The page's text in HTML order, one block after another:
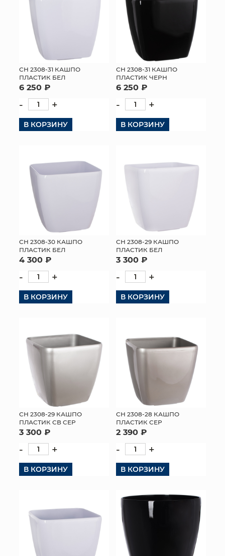
СН 2308-31 КАШПО
ПЛАСТИК БЕЛ
6 250 ₽
- +
В КОРЗИНУ
СН 2308-31 КАШПО
ПЛАСТИК ЧЕРН
6 250 ₽
- +
В КОРЗИНУ
СН 2308-30 КАШПО
ПЛАСТИК БЕЛ
4 300 ₽
- +
В КОРЗИНУ
СН 2308-29 КАШПО
ПЛАСТИК БЕЛ
3 300 ₽
- +
В КОРЗИНУ
СН 2308-29 КАШПО
ПЛАСТИК СВ СЕР
3 300 ₽
- +
В КОРЗИНУ
СН 2308-28 КАШПО
ПЛАСТИК СЕР
2 390 ₽
- +
В КОРЗИНУ